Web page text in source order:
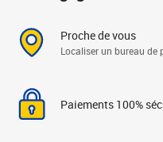
Proche de vous
Localiser un bureau de
Paiements 100%